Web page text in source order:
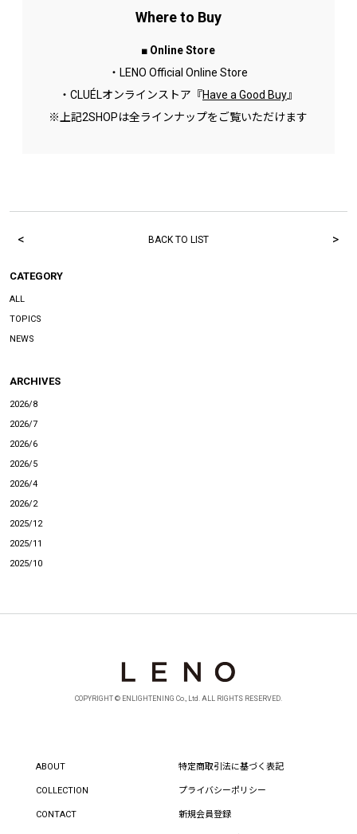
Where to Buy
■ Online Store
・LENO Official Online Store
・CLUÉLオンラインストア『Have a Good Buy』
※上記2SHOPは全ラインナップをご覧いただけます
< BACK TO LIST >
CATEGORY
ALL
TOPICS
NEWS
ARCHIVES
2026/8
2026/7
2026/6
2026/5
2026/4
2026/2
2025/12
2025/11
2025/10
COPYRIGHT © ENLIGHTENING Co., Ltd. ALL RIGHTS RESERVED.
ABOUT
COLLECTION
CONTACT
特定商取引法に基づく表記
プライバシーポリシー
新規会員登録